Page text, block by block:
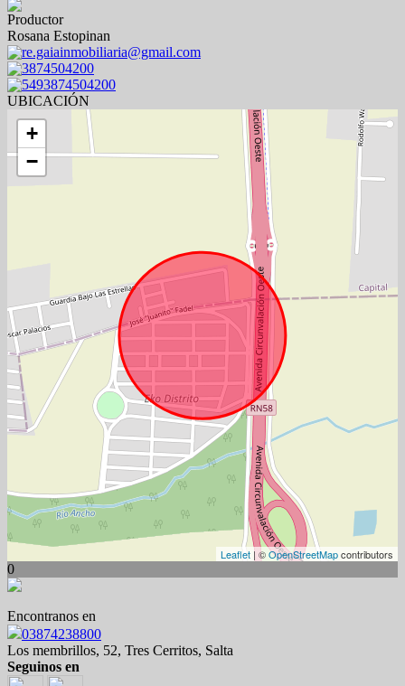
Productor
Rosana Estopinan
re.gaiainmobiliaria@gmail.com
3874504200
5493874504200
UBICACIÓN
+
−
Leaflet | ©OpenStreetMapcontributors
0
Encontranos en
03874238800
Los membrillos, 52, Tres Cerritos, Salta
Seguinos en